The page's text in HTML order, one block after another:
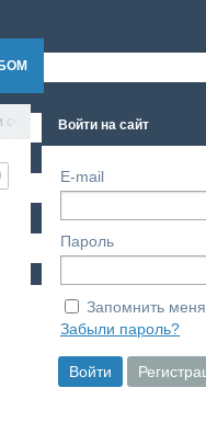
счастья».Войти на сайт
E-mail
Пароль
Запомнить меня
Забыли пароль?